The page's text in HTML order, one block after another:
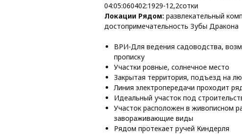
04:05:060402:1929-12,2сотки
Локации Рядом: развлекательный
достопримечательность Зубы Дракона
ВРИ-Для ведения садоводства,
прописку
Участки ровные, солнечное место
Закрытая территория, подъезд на
Линия электропередачи проходит
Идеальный участок под
Участок расположен в живописном
завораживающие виды
Рядом протекает ручей Киндерля